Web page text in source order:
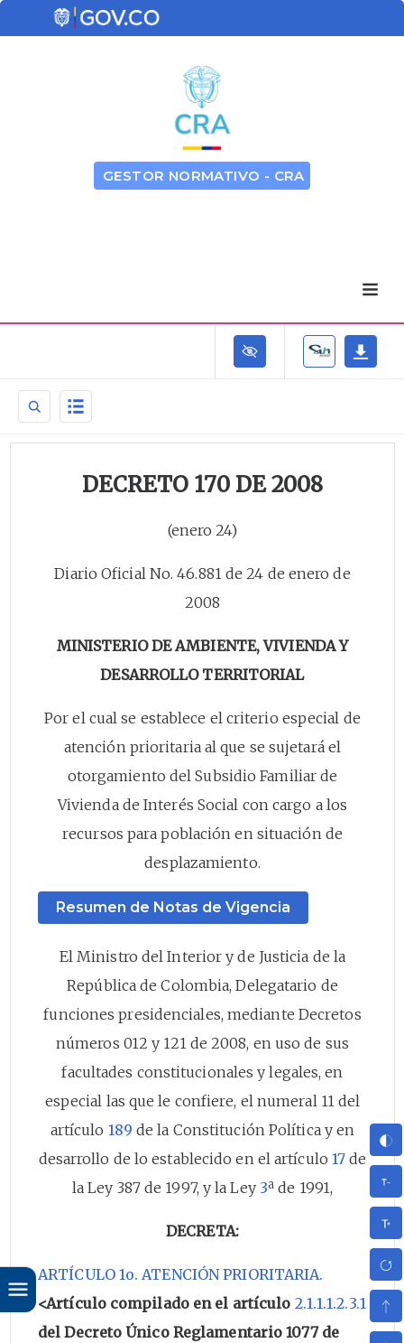
GESTOR NORMATIVO - CRA
DECRETO 170 DE 2008
(enero 24)
Diario Oficial No. 46.881 de 24 de enero de
2008
MINISTERIO DE AMBIENTE, VIVIENDA Y
DESARROLLO TERRITORIAL
Por el cual se establece el criterio especial de
atención prioritaria al que se sujetará el
otorgamiento del Subsidio Familiar de
Vivienda de Interés Social con cargo a los
recursos para población en situación de
desplazamiento.
Resumen de Notas de Vigencia
El Ministro del Interior y de Justicia de la
República de Colombia, Delegatario de
funciones presidenciales, mediante Decretos
números 012 y 121 de 2008, en uso de sus
facultades constitucionales y legales, en
especial las que le confiere, el numeral 11 del
artículo 189 de la Constitución Política y en
desarrollo de lo establecido en el artículo 17 de
la Ley 387 de 1997, y la Ley 3ª de 1991,
DECRETA:
ARTÍCULO 1o. ATENCIÓN PRIORITARIA.
<Artículo compilado en el artículo 2.1.1.1.2.3.1
del Decreto Único Reglamentario 1077 de